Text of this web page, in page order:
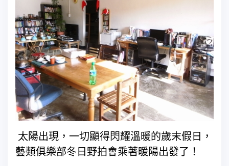
太陽出現，一切顯得閃耀溫暖的歲末假日，
藝類俱樂部冬日野拍會乘著暖陽出發了！